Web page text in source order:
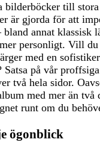
bilderböcker till
är gjorda för att
bland annat klassisk
personligt. Vill
med en
på vår
två hela sidor.
med mer än två
runt om du
ögonblick